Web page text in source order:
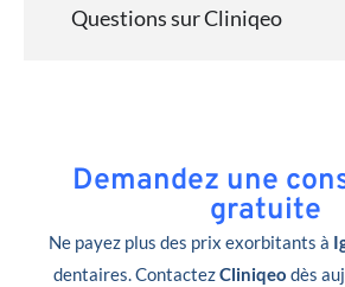
Questions sur Cliniqeo
Demandez une
gratuite
Ne payez plus des prix exorbitants à
dentaires. ContactezCliniqeo dès